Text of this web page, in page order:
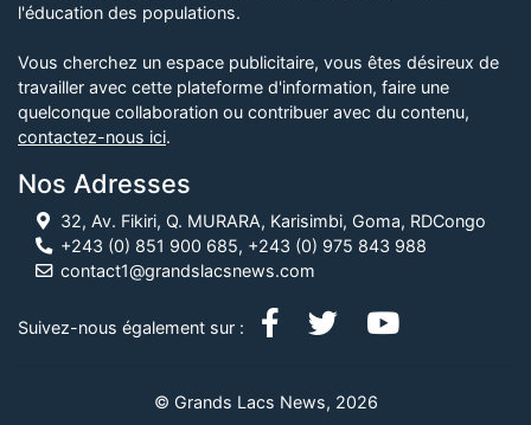
l'éducation des populations.
Vous cherchez un espace publicitaire, vous êtes désireux de
travailler avec cette plateforme d'information, faire une
quelconque collaboration ou contribuer avec du contenu,
contactez-nous ici.
Nos Adresses
32, Av. Fikiri, Q. MURARA, Karisimbi, Goma, RDCongo
+243 (0) 851 900 685, +243 (0) 975 843 988
contact1@grandslacsnews.com
Suivez-nous également sur :
© Grands Lacs News, 2026